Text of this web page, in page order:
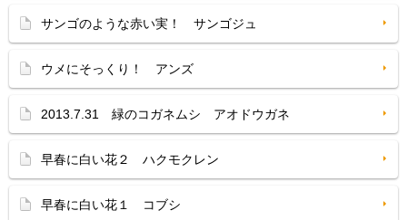
サンゴのような赤い実！ サンゴジュ
ウメにそっくり！ アンズ
2013.7.31 緑のコガネムシ アオドウガネ
早春に白い花２ ハクモクレン
早春に白い花１ コブシ